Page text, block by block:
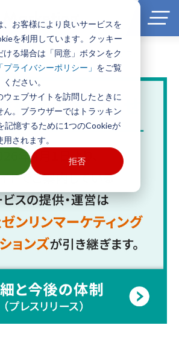
、お客様により良いサービスを
を利用しています。クッキー
る場合は「同意」ボタンをク
「プライバシーポリシー」 をご覧
ください。
ェブサイトを訪問したときに
ん。ブラウザーではトラッキン
記憶するために1つのCookieが
用されます。
拒否
ス一覧>エリアマーケティングGISソフト